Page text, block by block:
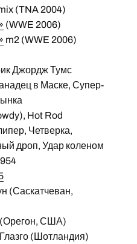
(TNA 2004)
(WWE 2006)
m2 (WWE 2006)
Джордж Тумс
в Маске, Супер-
Hot Rod
Четверка,
дроп, Удар коленом
(Саскатчеван,
США)
Глазго (Шотландия)